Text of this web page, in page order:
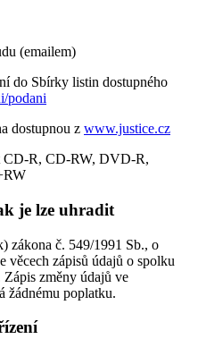
(emailem)
do Sbírky listin dostupného
podani
dostupnou z www.justice.cz
CD-R, CD-RW, DVD-R,
je lze uhradit
zákona č. 549/1991 Sb., o
věcech zápisů údajů o spolku
změny údajů ve
žádnému poplatku.